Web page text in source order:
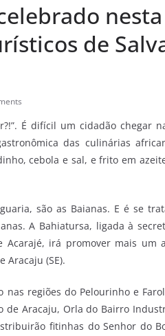
de
É difícil um cidadão chegar
das culinárias
cebola e sal, e frito em
são as Baianas. E é se
A Bahiatursa, ligada à
Acarajé, irá promover mais um
Aracaju (SE).
nas regiões do Pelourinho e
de Aracaju, Orla do Bairro
fitinhas do Senhor do